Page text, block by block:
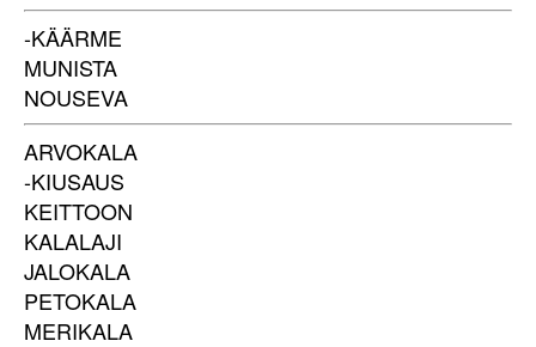
-KÄÄRME
MUNISTA
NOUSEVA
ARVOKALA
-KIUSAUS
KEITTOON
KALALAJI
JALOKALA
PETOKALA
MERIKALA